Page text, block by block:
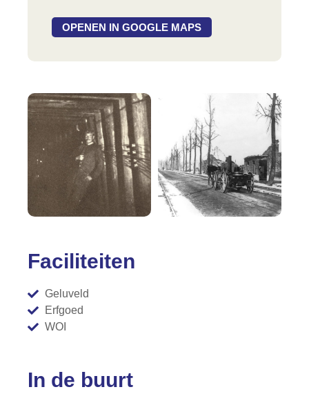
OPENEN IN GOOGLE MAPS
Faciliteiten
Geluveld
Erfgoed
WOI
In de buurt